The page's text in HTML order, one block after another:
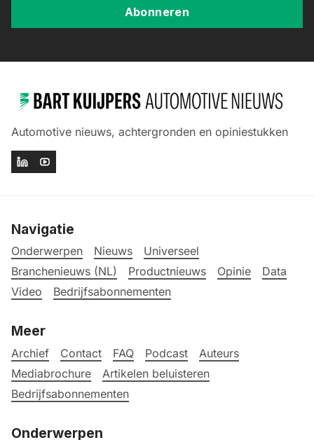
Abonneren
Automotive nieuws, achtergronden en opiniestukken
Navigatie
Onderwerpen Nieuws
Universeel
Branchenieuws (NL)
Productnieuws Opinie
Data
Video
Bedrijfsabonnementen
Meer
Archief Contact FAQ Podcast
Auteurs
Mediabrochure
Artikelen beluisteren
Bedrijfsabonnementen
Onderwerpen